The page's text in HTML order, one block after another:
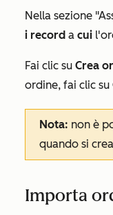
Nella sezione
i record a cui
Fai clic su Crea
ordine, fai clic su
Nota: non è
quando si
Importa